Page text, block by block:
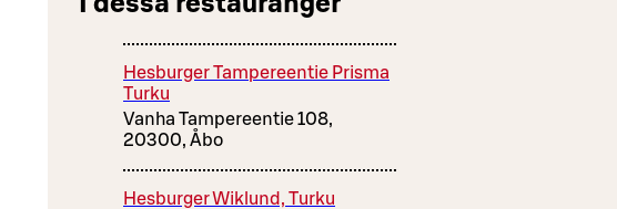
Hesburger Tampereentie Prisma
Turku
Vanha Tampereentie 108,
20300, Åbo
Hesburger Wiklund, Turku